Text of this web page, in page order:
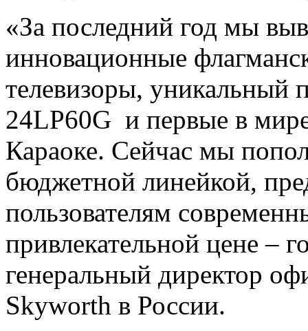
«За последний год мы
инновационные
телевизоры, уникальный
24LP60G и первые в
Караоке. Сейчас мы
бюджетной линейкой,
пользователям
привлекательной цене –
генеральный директор
Skyworth в России.